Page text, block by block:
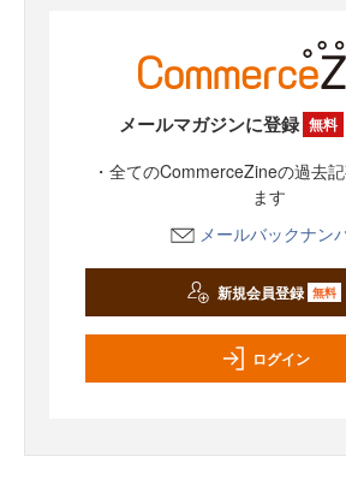
メールマガジンに登録 無料
・全てのCommerceZineの過去
ます
メールバックナン
新規会員登録 無料
ログイン